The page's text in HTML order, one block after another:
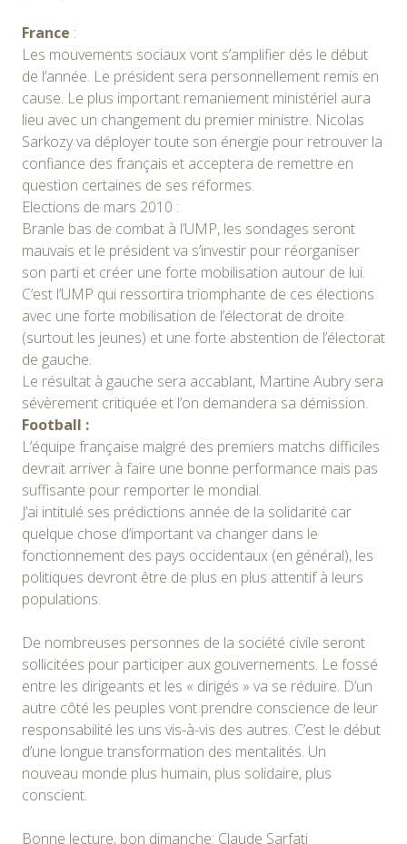
France :
Les mouvements sociaux vont s’amplifier dés le début
de l’année. Le président sera personnellement remis en
cause. Le plus important remaniement ministériel aura
lieu avec un changement du premier ministre. Nicolas
Sarkozy va déployer toute son énergie pour retrouver la
confiance des français et acceptera de remettre en
question certaines de ses réformes.
Elections de mars 2010 :
Branle bas de combat à l’UMP, les sondages seront
mauvais et le président va s’investir pour réorganiser
son parti et créer une forte mobilisation autour de lui.
C’est l’UMP qui ressortira triomphante de ces élections
avec une forte mobilisation de l’électorat de droite
(surtout les jeunes) et une forte abstention de l’électorat
de gauche.
Le résultat à gauche sera accablant, Martine Aubry sera
sévèrement critiquée et l’on demandera sa démission.
Football :
L’équipe française malgré des premiers matchs difficiles
devrait arriver à faire une bonne performance mais pas
suffisante pour remporter le mondial.
J’ai intitulé ses prédictions année de la solidarité car
quelque chose d’important va changer dans le
fonctionnement des pays occidentaux (en général), les
politiques devront être de plus en plus attentif à leurs
populations.
De nombreuses personnes de la société civile seront
sollicitées pour participer aux gouvernements. Le fossé
entre les dirigeants et les « dirigés » va se réduire. D’un
autre côté les peuples vont prendre conscience de leur
responsabilité les uns vis-à-vis des autres. C’est le début
d’une longue transformation des mentalités. Un
nouveau monde plus humain, plus solidaire, plus
conscient.
Bonne lecture, bon dimanche: Claude Sarfati